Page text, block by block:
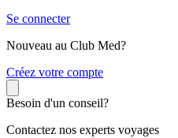
Se connecter
Nouveau au Club Med?
Créez votre compte
Besoin d'un conseil?
Contactez nos experts voyages